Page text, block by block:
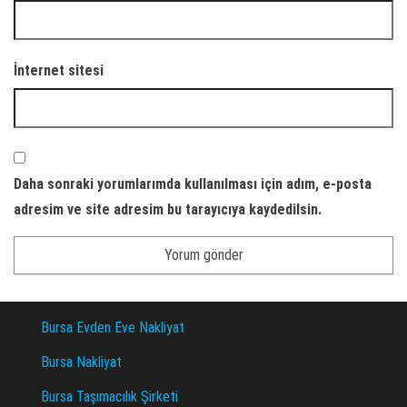
İnternet sitesi
Daha sonraki yorumlarımda kullanılması için adım, e-posta
adresim ve site adresim bu tarayıcıya kaydedilsin.
Bursa Evden Eve Nakliyat
Bursa Nakliyat
Bursa Taşımacılık Şirketi